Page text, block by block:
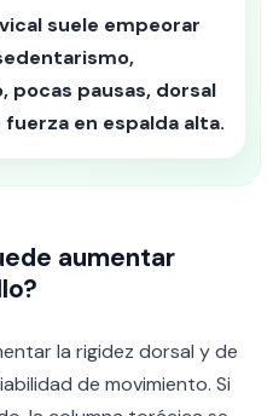
suele empeorar
pocas pausas, dorsal
en espalda alta.
aumentar
la rigidez dorsal y de
de movimiento. Si